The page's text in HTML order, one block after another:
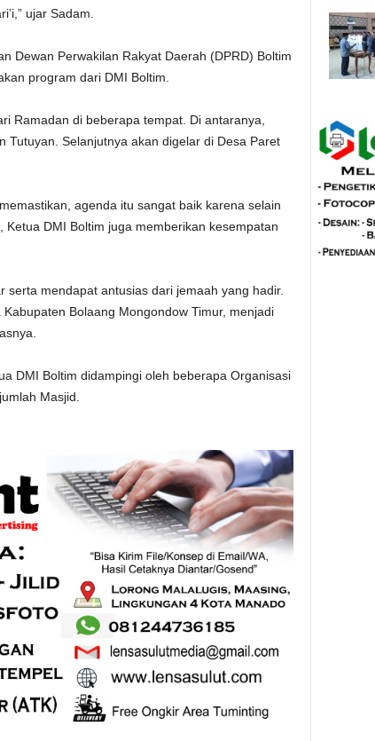
ujar Sadam.
Dewan Perwakilan Rakyat Daerah (DPRD) Boltim
program dari DMI Boltim.
Ramadan di beberapa tempat. Di antaranya,
Tutuyan. Selanjutnya akan digelar di Desa Paret
agenda itu sangat baik karena selain
DMI Boltim juga memberikan kesempatan
serta mendapat antusias dari jemaah yang hadir.
Bolaang Mongondow Timur, menjadi
DMI Boltim didampingi oleh beberapa Organisasi
Masjid.